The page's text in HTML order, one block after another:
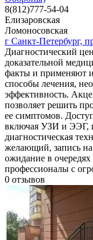
8(812)777-54-04
Елизаровская
Ломоносовская
г Санкт-Петербург,
Диагностический
доказательной
факты и применяют
способы лечения,
эффективность.
позволяет решить
ее симптомов.
включая УЗИ и ЭЭГ,
диагностическая
желающий, запись
ожидание в
профессионалы с
0 отзывов